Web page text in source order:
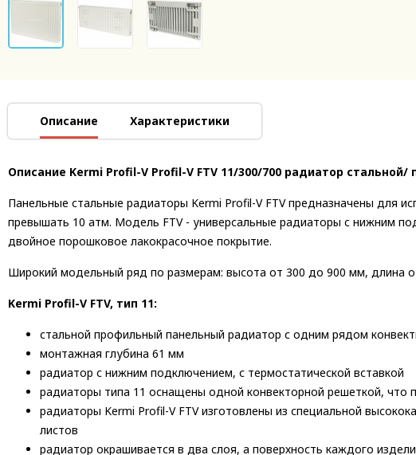
Описание Характеристики
Описание Kermi Profil-V Profil-V FTV 11/300/700 радиатор
Панельные стальные радиаторы Kermi Profil-V FTV предназначены для
превышать 10 атм. Модель FTV - универсальные радиаторы с нижним
двойное порошковое лакокрасочное покрытие.
Широкий модельный ряд по размерам: высота от 300 до 900 мм, длина
Kermi Profil-V FTV, тип 11:
стальной профильный панельный радиатор с одним рядом
монтажная глубина 61 мм
радиатор с нижним подключением, с термостатической вставкой
радиаторы типа 11 оснащены одной конвекторной решеткой,
радиаторы Kermi Profil-V FTV изготовлены из специальной
листов
радиатор окрашивается в два слоя, а поверхность каждого